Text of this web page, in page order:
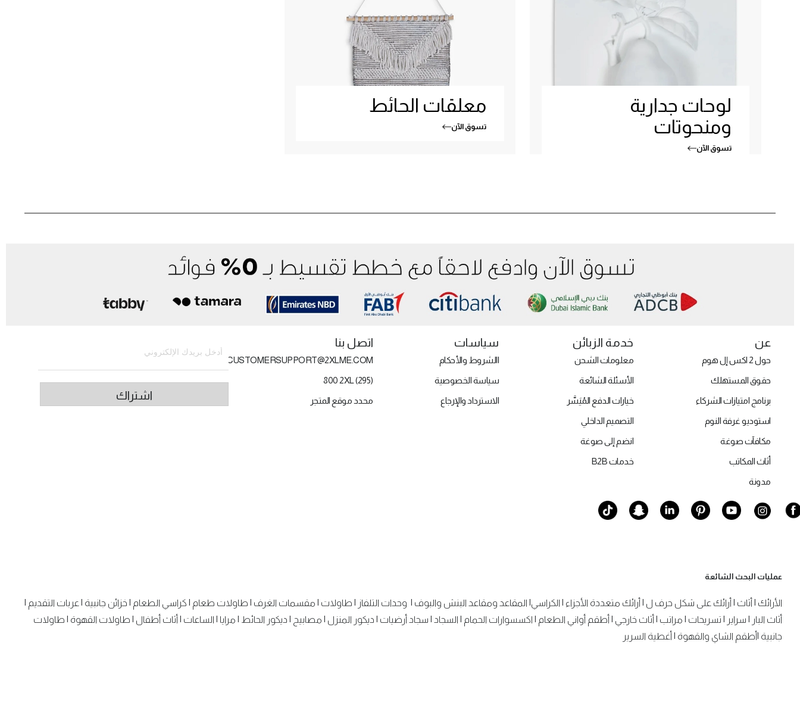
لوحات جدارية
ومنحوتات
تسوق الآن
معلقات الحائط
تسوق الآن
عن
حول 2 اكس إل هوم
حقوق المستهلك
برنامج امتيازات الشركاء
استوديو غرفة النوم
مكافآت صوغة
أثاث المكاتب
مدونة
خدمة الزبائن
معلومات الشحن
الأسئلة الشائعة
خيارات الدفع المُيَسَّر
التصميم الداخلي
انضم إلى صوغة
خدمات B2B
سياسات
االشروط والأحكام
سياسة الخصوصية
الاسترداد والإرجاع
اتصل بنا
CUSTOMERSUPPORT@2XLME.COM
800 2XL (295)
محدد موقع المتجر
اشتراك
عمليات البحث الشائعة
الأرائك أثاث أرائك على شكل حرف ل أرائك متعددة الأجزاء الكراسي المقاعد ومقاعد البنش والبوف وحدات التلفاز طاولات مقسمات الغرف طاولات طعام كراسي الطعام خزائن جانبية عربات التقديم
أثاث البار
سراير تسريحات مراتب أثاث خارجي أطقم أواني الطعام اكسسوارات الحمام السجاد سجاد أرضيات ديكور المنزل مصابيح ديكور الحائط مرايا الساعات أثاث أطفال طاولات القهوة
طاولات
جانبية أطقم الشاي والقهوة أغطية السرير